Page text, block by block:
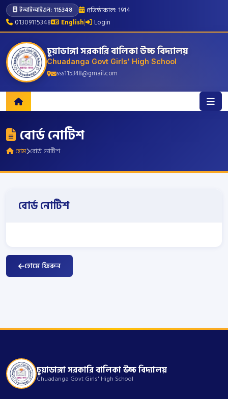
ইআইআইএন: 115348
প্রতিষ্ঠাকাল: 1914
01309115348
English| Login
চুয়াডাঙ্গা সরকারি বালিকা উচ্চ বিদ্যালয়
Chuadanga Govt Girls' High School
sss115348@gmail.com
বোর্ড নোটিশ
হোম বোর্ড নোটিশ
বোর্ড নোটিশ
হোমে ফিরুন
চুয়াডাঙ্গা সরকারি বালিকা উচ্চ বিদ্যালয়
Chuadanga Govt Girls' High School